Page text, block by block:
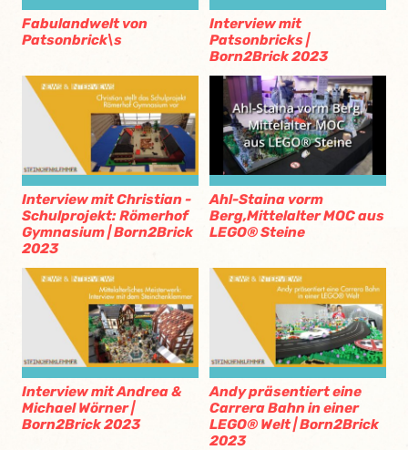
Fabulandwelt von
Patsonbrick\s
Interview mit
Patsonbricks |
Born2Brick 2023
Interview mit Christian -
Schulprojekt: Römerhof
Gymnasium | Born2Brick
2023
Ahl-Staina vorm
Berg,Mittelalter MOC aus
LEGO® Steine
Interview mit Andrea &
Michael Wörner |
Born2Brick 2023
Andy präsentiert eine
Carrera Bahn in einer
LEGO® Welt | Born2Brick
2023